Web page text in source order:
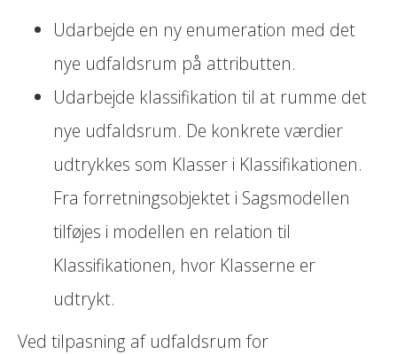
Udarbejde en ny enumeration med det
nye udfaldsrum på attributten.
Udarbejde klassifikation til at rumme det
nye udfaldsrum. De konkrete værdier
udtrykkes som Klasser i Klassifikationen.
Fra forretningsobjektet i Sagsmodellen
tilføjes i modellen en relation til
Klassifikationen, hvor Klasserne er
udtrykt.
Ved tilpasning af udfaldsrum for